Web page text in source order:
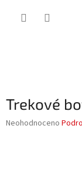
Trekové
Průměrné
Neohodnoceno